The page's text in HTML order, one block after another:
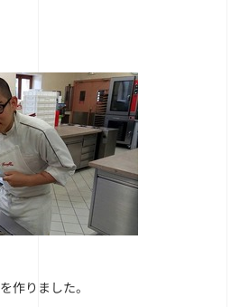
作りました。